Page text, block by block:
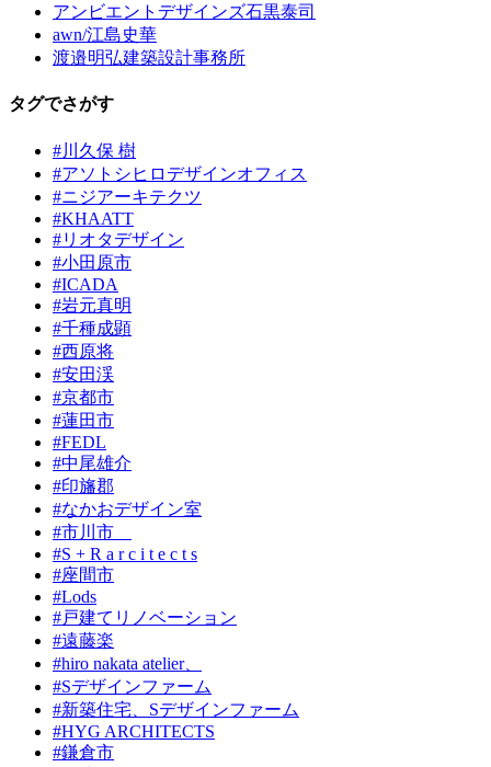
アンビエントデザインズ石黒泰司
awn/江島史華
渡邉明弘建築設計事務所
タグでさがす
#川久保 樹
#アソトシヒロデザインオフィス
#ニジアーキテクツ
#KHAATT
#リオタデザイン
#小田原市
#ICADA
#岩元真明
#千種成顕
#西原将
#安田渓
#京都市
#蓮田市
#FEDL
#中尾雄介
#印旛郡
#なかおデザイン室
#市川市
#S + R a r c i t e c t s
#座間市
#Lods
#戸建てリノベーション
#遠藤楽
#hiro nakata atelier、
#Sデザインファーム
#新築住宅、Sデザインファーム
#HYG ARCHITECTS
#鎌倉市